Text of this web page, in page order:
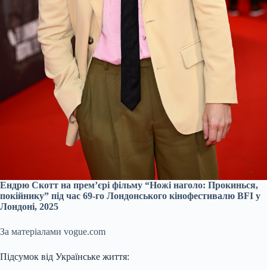
Ендрю Скотт на прем’єрі фільму “Ножі наголо: Прокинься,
покійнику” під час 69-го Лондонського кінофестивалю BFI у
Лондоні, 2025
За матеріалами vogue.com
Підсумок від Українське життя: